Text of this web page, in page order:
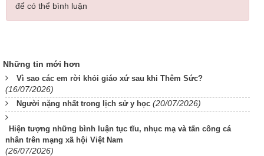
để có thể bình luận
Những tin mới hơn
Vì sao các em rời khỏi giáo xứ sau khi Thêm Sức?
(16/07/2026)
Người nặng nhất trong lịch sử y học (20/07/2026)
Hiện tượng những bình luận tục tĩu, nhục mạ và tấn công cá
nhân trên mạng xã hội Việt Nam
(26/07/2026)